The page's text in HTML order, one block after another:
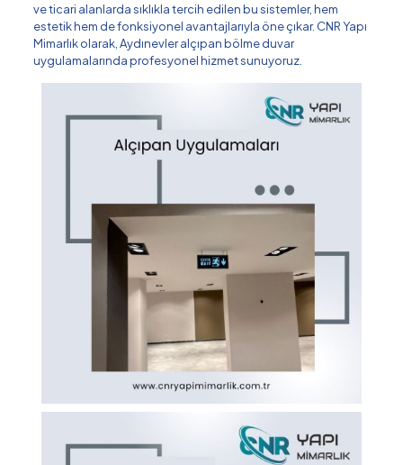
ve ticari alanlarda sıklıkla tercih edilen bu sistemler, hem
estetik hem de fonksiyonel avantajlarıyla öne çıkar. CNR Yapı
Mimarlık olarak, Aydınevler alçıpan bölme duvar
uygulamalarında profesyonel hizmet sunuyoruz.